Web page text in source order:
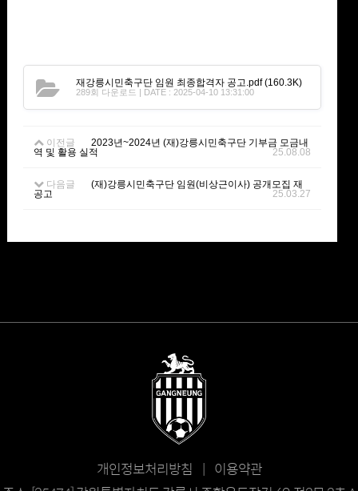
재강릉시민축구단 임원 최종합격자 공고.pdf(160.3K)
289회 다운로드 | DATE : 2025-04-10 13:31:00
이전글
2023년~2024년 (재)강릉시민축구단 기부금 모금내
역 및 활용 실적
25.08.08
다음글
(재)강릉시민축구단 임원(비상근이사) 공개모집 재
공고
25.03.27
개인정보처리방침 | 이용약관